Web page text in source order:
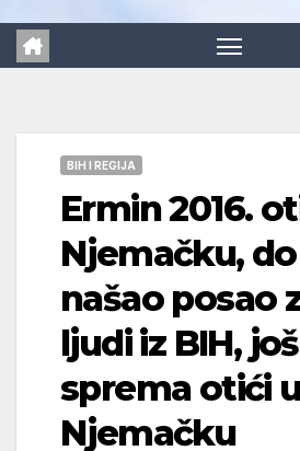
BIH I REGIJA
Ermin 2016.
Njemačku,
našao posao
ljudi iz BIH,
sprema otići
Njemačku